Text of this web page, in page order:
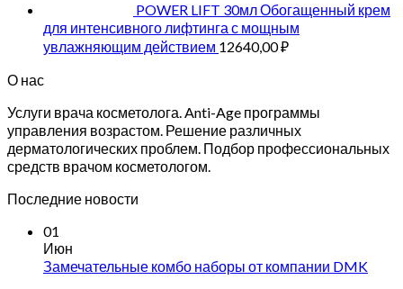
POWER LIFT 30мл Обогащенный крем
для интенсивного лифтинга с мощным
увлажняющим действием 12640,00₽
О нас
Услуги врача косметолога. Anti-Age программы
управления возрастом. Решение различных
дерматологических проблем. Подбор профессиональных
средств врачом косметологом.
Последние новости
01
Июн
Замечательные комбо наборы от компании DMK